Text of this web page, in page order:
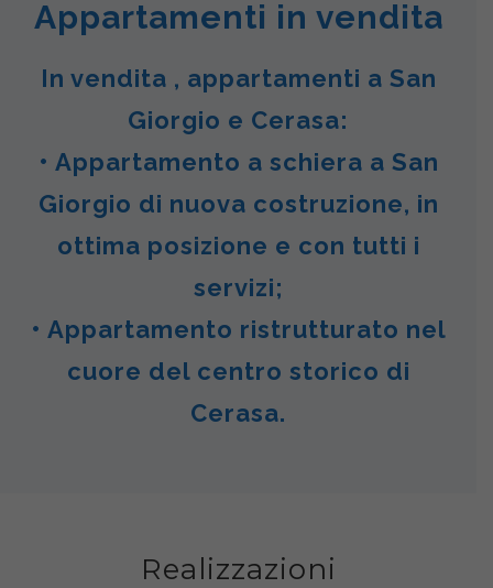
Appartamenti in vendita
In vendita , appartamenti a San
Giorgio e Cerasa:
• Appartamento a schiera a San
Giorgio di nuova costruzione, in
ottima posizione e con tutti i
servizi;
• Appartamento ristrutturato nel
cuore del centro storico di
Cerasa.
Realizzazioni